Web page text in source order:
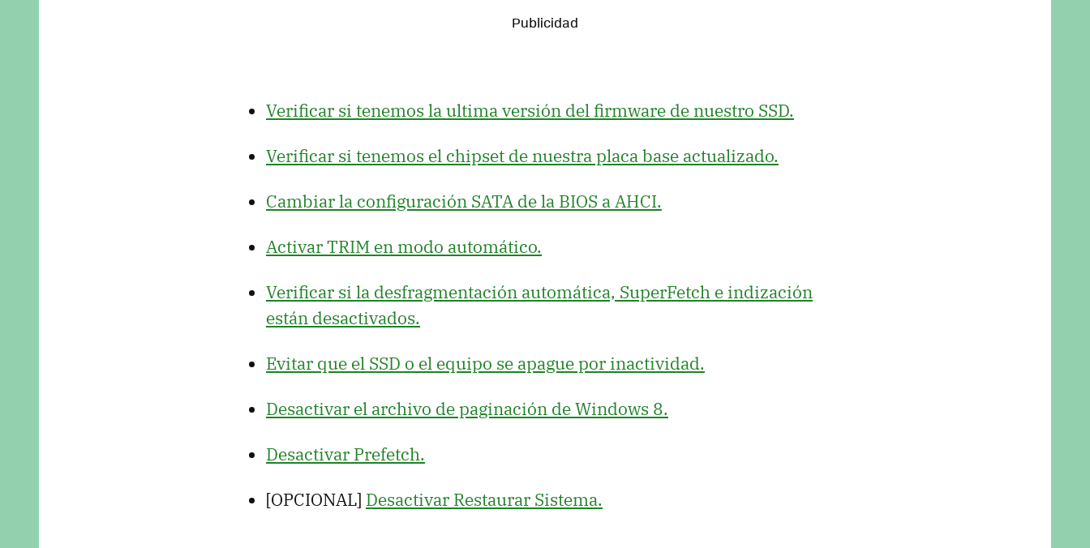
Verificar si tenemos la ultima versión del firmware de nuestro SSD.
Verificar si tenemos el chipset de nuestra placa base actualizado.
Cambiar la configuración SATA de la BIOS aAHCI.
ActivarTRIM en modo automático.
Verificar si la desfragmentación automática, SuperFetch e indización
están desactivados.
Evitar que el SSD o el equipo se apague por inactividad.
Desactivar el archivo de paginación de Windows 8.
Desactivar Prefetch.
[OPCIONAL] Desactivar Restaurar Sistema.